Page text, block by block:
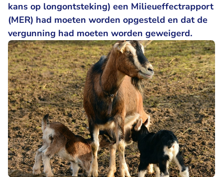
kans op longontsteking) een Milieueffectrapport
(MER) had moeten worden opgesteld en dat de
vergunning had moeten worden geweigerd.